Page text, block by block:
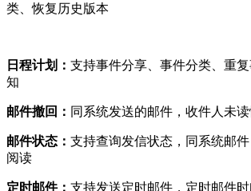
类、恢复历史版本
日程计划： 支持事件分享、事件分类、重
知
邮件撤回： 同系统发送的邮件，收件人未读
邮件状态： 支持查询发信状态，同系统邮
阅读
定时邮件： 支持发送定时邮件，定时邮件